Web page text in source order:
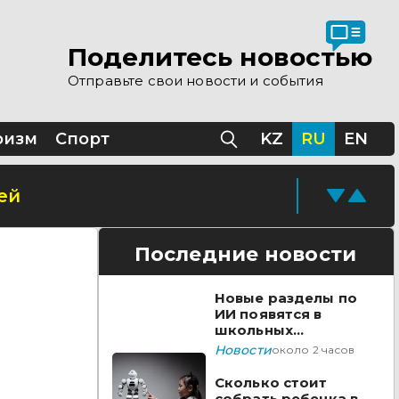
Поделитесь новостью
Отправьте свои новости и события
Спорт KZ RU EN
Последние новости
Новые разделы по
ИИ появятся в
школьных
предметах
Новостиоколо 2 часов
Сколько стоит